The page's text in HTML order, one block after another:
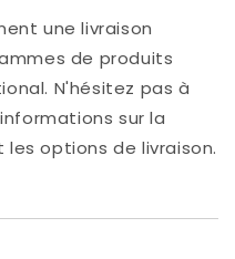
une livraison
de produits
N'hésitez pas à
sur la
options de livraison.